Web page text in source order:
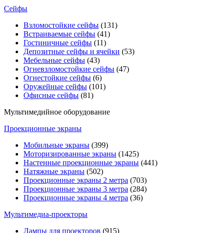
Сейфы
Взломостойкие сейфы (131)
Встраиваемые сейфы (41)
Гостиничные сейфы (11)
Депозитные сейфы и ячейки (53)
Мебельные сейфы (43)
Огневзломостойкие сейфы (47)
Огнестойкие сейфы (6)
Оружейные сейфы (101)
Офисные сейфы (81)
Мультимедийное оборудование
Проекционные экраны
Мобильные экраны (399)
Моторизированные экраны (1425)
Настенные проекционные экраны (441)
Натяжные экраны (502)
Проекционные экраны 2 метра (703)
Проекционные экраны 3 метра (284)
Проекционные экраны 4 метра (36)
Мультимедиa-проекторы
Лампы для проекторов (915)